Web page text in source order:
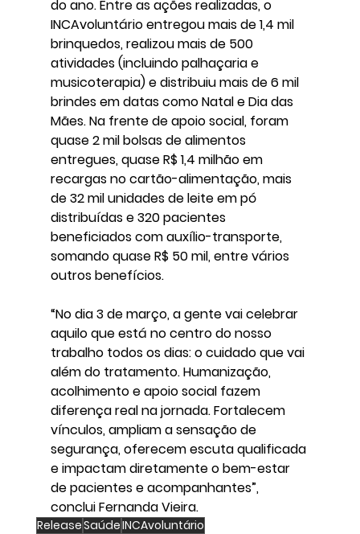
do ano. Entre as ações realizadas, o
INCAvoluntário entregou mais de 1,4 mil
brinquedos, realizou mais de 500
atividades (incluindo palhaçaria e
musicoterapia) e distribuiu mais de 6 mil
brindes em datas como Natal e Dia das
Mães. Na frente de apoio social, foram
quase 2 mil bolsas de alimentos
entregues, quase R$ 1,4 milhão em
recargas no cartão-alimentação, mais
de 32 mil unidades de leite em pó
distribuídas e 320 pacientes
beneficiados com auxílio-transporte,
somando quase R$ 50 mil, entre vários
outros benefícios.
“No dia 3 de março, a gente vai celebrar
aquilo que está no centro do nosso
trabalho todos os dias: o cuidado que vai
além do tratamento. Humanização,
acolhimento e apoio social fazem
diferença real na jornada. Fortalecem
vínculos, ampliam a sensação de
segurança, oferecem escuta qualificada
e impactam diretamente o bem-estar
de pacientes e acompanhantes”,
conclui Fernanda Vieira.
ReleaseSaúdeINCAvoluntário